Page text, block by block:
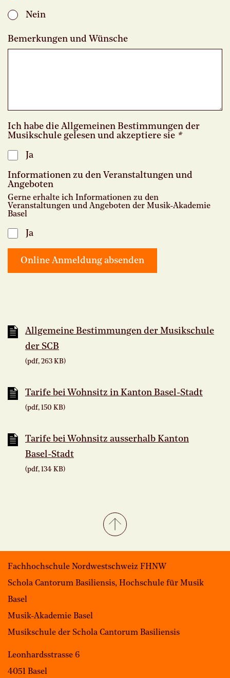
Nein
Bemerkungen und Wünsche
Ich habe die Allgemeinen Bestimmungen der
Musikschule gelesen und akzeptiere sie *
Ja
Informationen zu den Veranstaltungen und
Angeboten
Gerne erhalte ich Informationen zu den
Veranstaltungen und Angeboten der Musik-Akademie
Basel
Ja
Allgemeine Bestimmungen der Musikschule
der SCB
(pdf, 263 KB)
Tarife bei Wohnsitz in Kanton Basel-Stadt
(pdf, 150 KB)
Tarife bei Wohnsitz ausserhalb Kanton
Basel-Stadt
(pdf, 134 KB)
Fachhochschule Nordwestschweiz FHNW
Schola Cantorum Basiliensis, Hochschule für Musik
Basel
Musik-Akademie Basel
Musikschule der Schola Cantorum Basiliensis
Leonhardsstrasse 6
4051 Basel